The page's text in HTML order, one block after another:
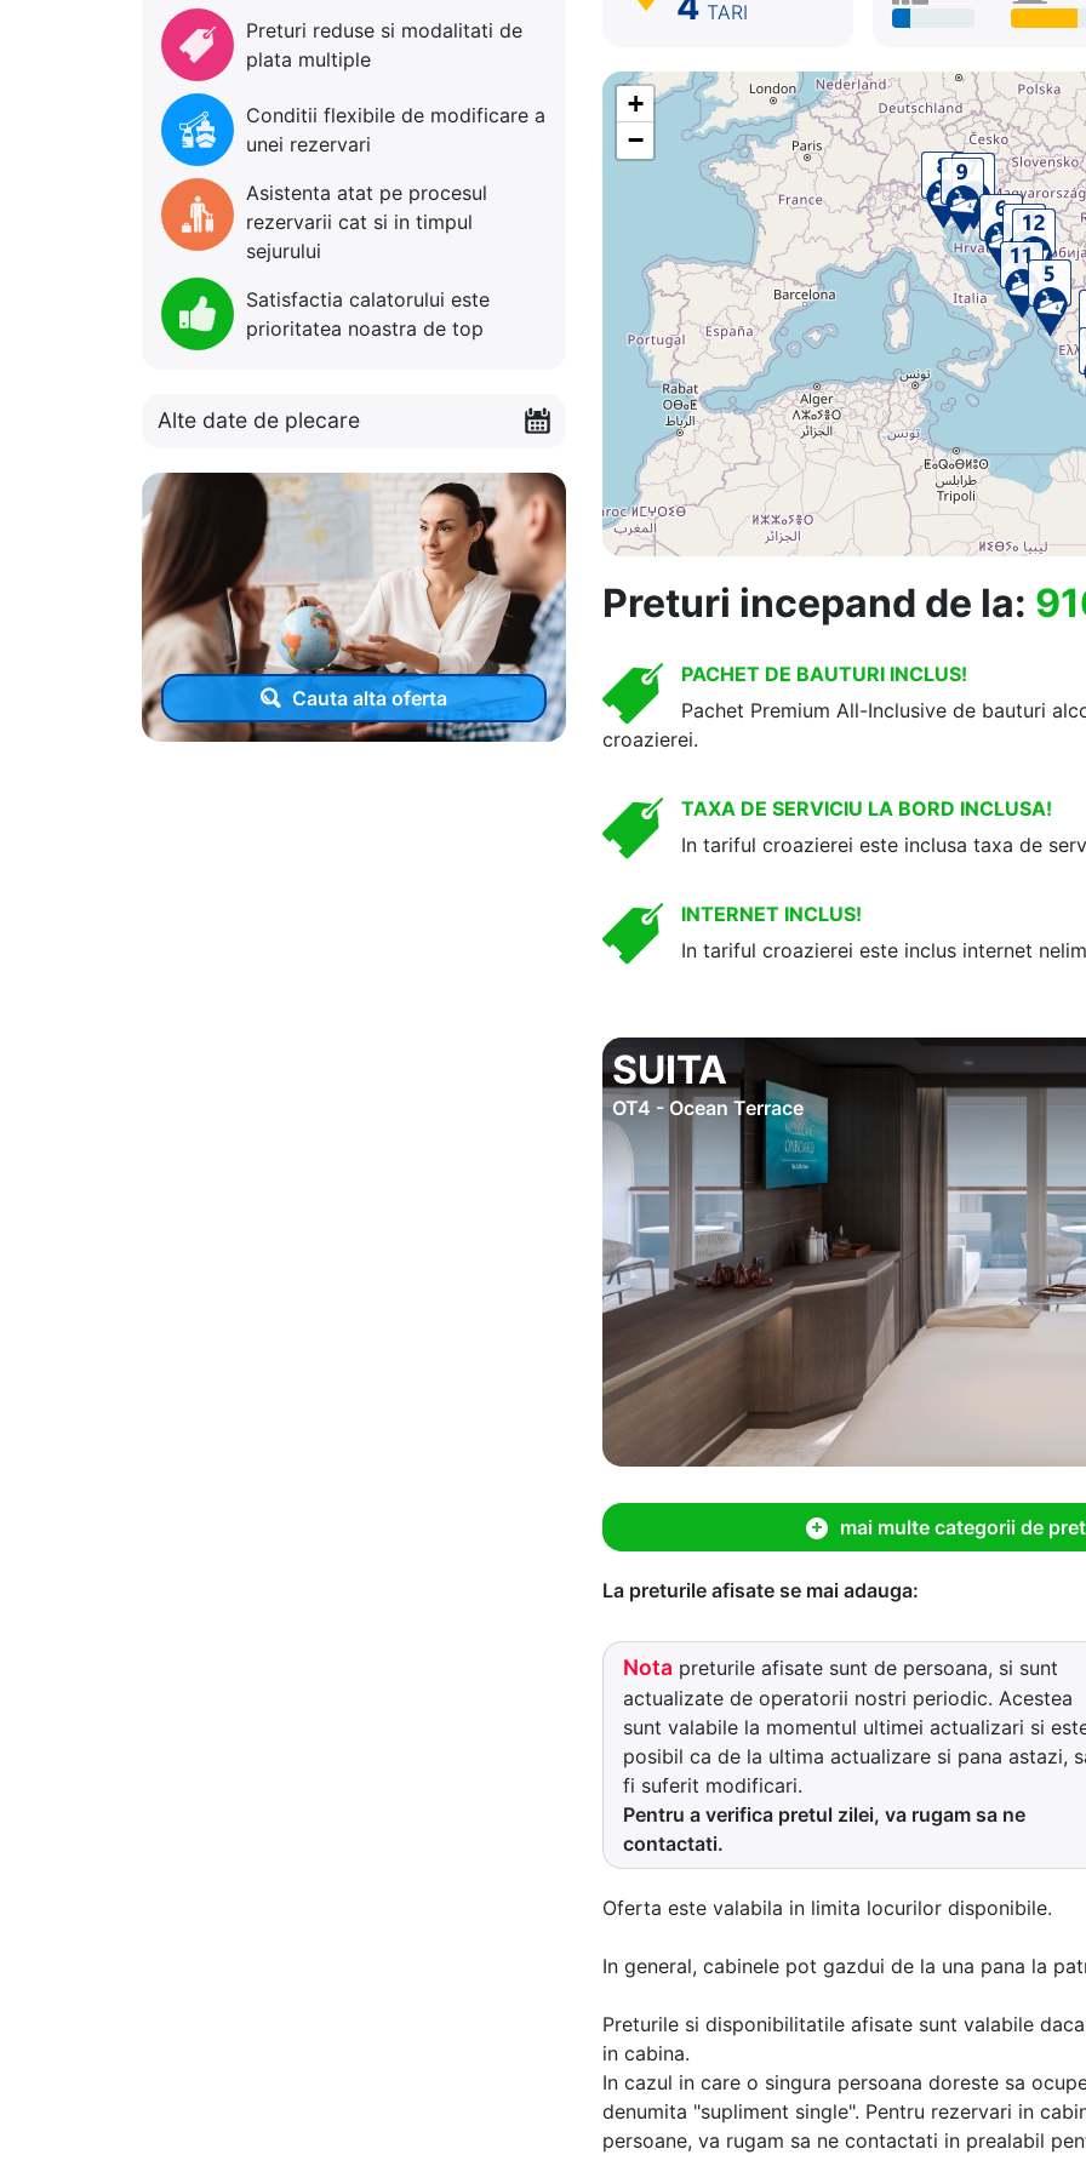
Preturi reduse si modalitati de
plata multiple
Conditii flexibile de modificare a
unei rezervari
Asistenta atat pe procesul
rezervarii cat si in timpul
sejurului
Satisfactia calatorului este
prioritatea noastra de top
Alte date de plecare
Cauta alta oferta
TARI
+
−
Preturi incepand de la:
PACHET DE BAUTURI INCLUS!
Pachet Premium All-Inclusive de bauturi
croazierei.
TAXA DE SERVICIU LA BORD INCLUSA!
In tariful croazierei este inclusa taxa de
INTERNET INCLUS!
In tariful croazierei este inclus internet
SUITA
OT4 - Ocean Terrace
mai multe categorii de pret
La preturile afisate se mai adauga:
Nota preturile afisate sunt de persoana, si sunt
actualizate de operatorii nostri periodic. Acestea
sunt valabile la momentul ultimei actualizari si
posibil ca de la ultima actualizare si pana astazi,
fi suferit modificari.
Pentru a verifica pretul zilei, va rugam sa ne
contactati.
Oferta este valabila in limita locurilor disponibile.
In general, cabinele pot gazdui de la una pana la
Preturile si disponibilitatile afisate sunt valabile
in cabina.
In cazul in care o singura persoana doreste sa
denumita "supliment single". Pentru rezervari in
persoane, va rugam sa ne contactati in prealabil